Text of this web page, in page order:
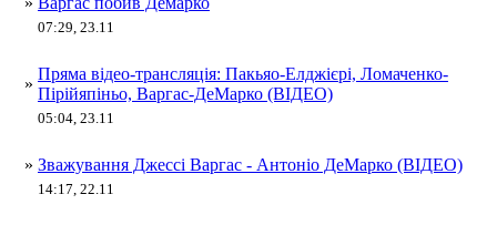
07:29, 23.11
»
Пряма відео-трансляція: Пакьяо-Елджієрі, Ломаченко-
Пірійяпіньо, Варгас-ДеМарко (ВІДЕО)
05:04, 23.11
» Зважування Джессі Варгас - Антоніо ДеМарко (ВІДЕО)
14:17, 22.11